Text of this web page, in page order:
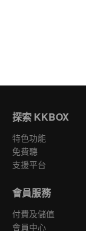
探索 KKBOX
特色功能
免費聽
支援平台
會員服務
付費及儲值
會員中心